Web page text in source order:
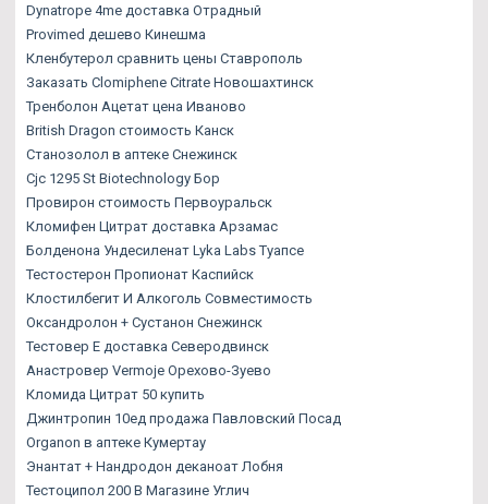
Dynatrope 4me доставка Отрадный
Provimed дешево Кинешма
Кленбутерол сравнить цены Ставрополь
Заказать Clomiphene Citrate Новошахтинск
Тренболон Ацетат цена Иваново
British Dragon стоимость Канск
Станозолол в аптеке Снежинск
Cjc 1295 St Biotechnology Бор
Провирон стоимость Первоуральск
Кломифен Цитрат доставка Арзамас
Болденона Ундесиленат Lyka Labs Туапсе
Тестостерон Пропионат Каспийск
Клостилбегит И Алкоголь Совместимость
Оксандролон + Сустанон Снежинск
Тестовер Е доставка Северодвинск
Анастровер Vermoje Орехово-Зуево
Кломида Цитрат 50 купить
Джинтропин 10ед продажа Павловский Посад
Organon в аптеке Кумертау
Энантат + Нандродон деканоат Лобня
Тестоципол 200 В Магазине Углич